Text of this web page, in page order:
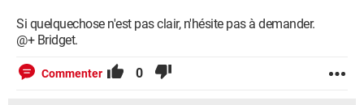
Si quelquechose n'est pas clair, n'hésite pas à demander.
@+ Bridget.
Commenter 0